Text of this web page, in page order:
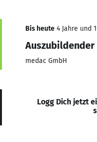
Bis heute 4 Jahre und
medac GmbH
Logg Dich jetzt